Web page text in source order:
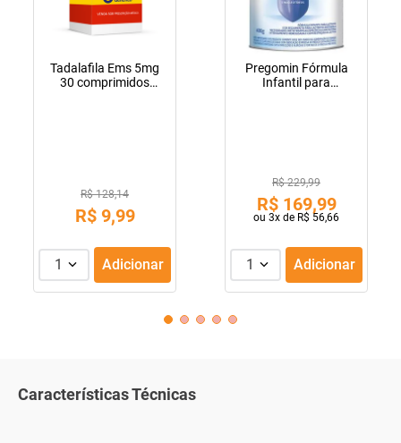
Tadalafila Ems 5mg
30 comprimidos
R$ 128,14
R$ 9,99
1 Adicionar
Pregomin Fórmula
Infantil para
R$ 229,99
R$ 169,99
ou 3x de R$ 56,66
1 Adicionar
Características Técnicas